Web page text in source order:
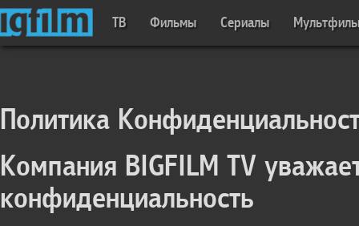
ТВ Фильмы Сериалы
Политика
Компания BIGFILM TV
конфиденциальность